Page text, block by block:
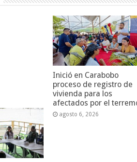
Inició en Carabobo
proceso de registro de
vivienda para los
afectados por el
agosto 6, 2026